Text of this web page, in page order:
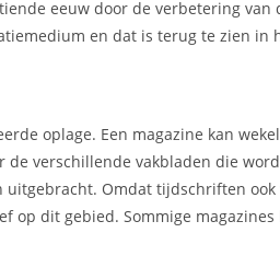
eeuw door de verbetering
en dat is terug te zien in
oplage. Een magazine kan
verschillende vakbladen die
Omdat tijdschriften
op dit gebied. Sommige